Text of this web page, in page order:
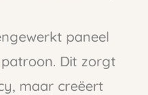
paneel
Dit zorgt
maar creëert